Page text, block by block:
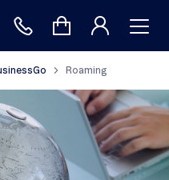
Roaming